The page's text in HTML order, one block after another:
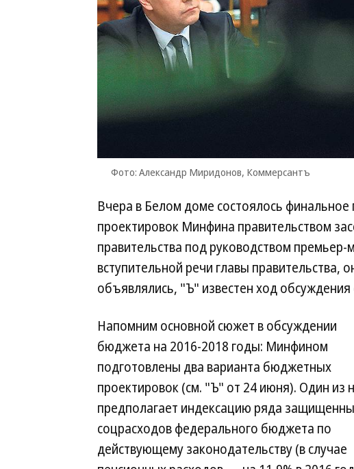
Фото: Александр Миридонов, Коммерсантъ
Вчера в Белом доме состоялось
проектировок Минфина правительством
правительства под руководством
вступительной речи главы правительства,
объявлялись, "Ъ" известен ход обсуждения
Напомним основной сюжет в обсуждении
бюджета на 2016-2018 годы: Минфином
подготовлены два варианта бюджетных
проектировок (см. "Ъ" от 24 июня). Один из
предполагает индексацию ряда
соцрасходов федерального бюджета по
действующему законодательству (в случае